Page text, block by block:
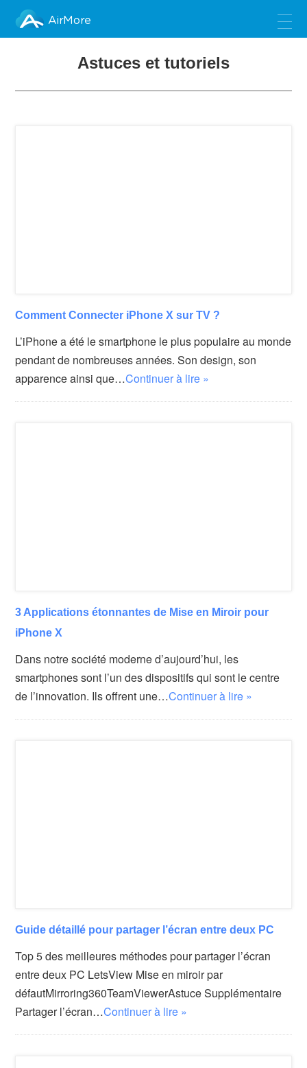
AirMore
Astuces et tutoriels
Comment Connecter iPhone X sur TV ?
L’iPhone a été le smartphone le plus populaire au monde
pendant de nombreuses années. Son design, son
apparence ainsi que…Continuer à lire »
3 Applications étonnantes de Mise en Miroir pour
iPhone X
Dans notre société moderne d’aujourd’hui, les
smartphones sont l’un des dispositifs qui sont le centre
de l’innovation. Ils offrent une…Continuer à lire »
Guide détaillé pour partager l’écran entre deux PC
Top 5 des meilleures méthodes pour partager l’écran
entre deux PC LetsView Mise en miroir par
défautMirroring360TeamViewerAstuce Supplémentaire
Partager l’écran…Continuer à lire »